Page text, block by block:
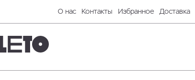
О нас Контакты Избранное Доставка